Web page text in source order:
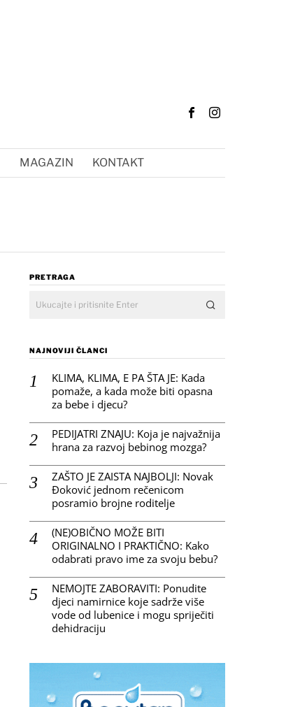
MAGAZIN KONTAKT
PRETRAGA
NAJNOVIJI ČLANCI
KLIMA, KLIMA, E PA ŠTA JE: Kada
pomaže, a kada može biti opasna
za bebe i djecu?
PEDIJATRI ZNAJU: Koja je najvažnija
hrana za razvoj bebinog mozga?
ZAŠTO JE ZAISTA NAJBOLJI: Novak
Đoković jednom rečenicom
posramio brojne roditelje
(NE)OBIČNO MOŽE BITI
ORIGINALNO I PRAKTIČNO: Kako
odabrati pravo ime za svoju bebu?
NEMOJTE ZABORAVITI: Ponudite
djeci namirnice koje sadrže više
vode od lubenice i mogu spriječiti
dehidraciju